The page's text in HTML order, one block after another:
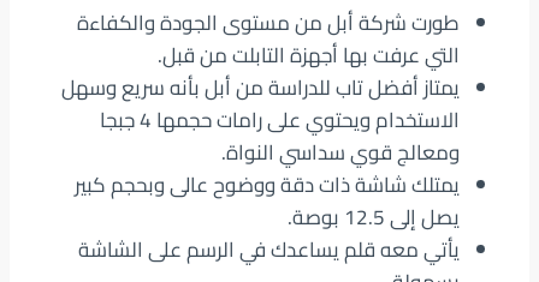
طورت شركة أبل من مستوى الجودة والكفاءة
التي عرفت بها أجهزة التابلت من قبل.
يمتاز أفضل تاب للدراسة من أبل بأنه سريع وسهل
الاستخدام ويحتوي على رامات حجمها 4 جبجا
ومعالج قوي سداسي النواة.
يمتلك شاشة ذات دقة ووضوح عالى وبحجم كبير
يصل إلى 12.5 بوصة.
يأتي معه قلم يساعدك في الرسم على الشاشة